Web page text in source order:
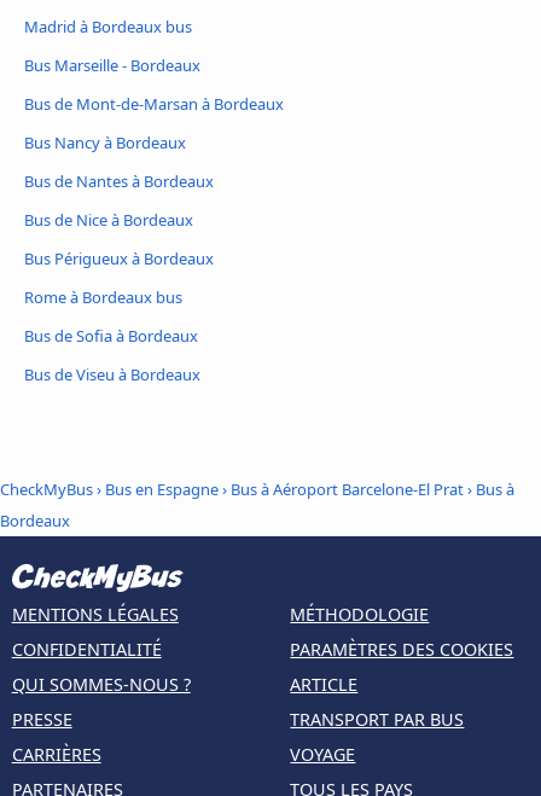
Madrid à Bordeaux bus
Bus Marseille - Bordeaux
Bus de Mont-de-Marsan à Bordeaux
Bus Nancy à Bordeaux
Bus de Nantes à Bordeaux
Bus de Nice à Bordeaux
Bus Périgueux à Bordeaux
Rome à Bordeaux bus
Bus de Sofia à Bordeaux
Bus de Viseu à Bordeaux
CheckMyBus› Bus en Espagne› Bus à Aéroport Barcelone-El Prat› Bus à
Bordeaux
MENTIONS LÉGALES
CONFIDENTIALITÉ
QUI SOMMES-NOUS ?
PRESSE
CARRIÈRES
PARTENAIRES
MÉTHODOLOGIE
PARAMÈTRES DES COOKIES
ARTICLE
TRANSPORT PAR BUS
VOYAGE
TOUS LES PAYS